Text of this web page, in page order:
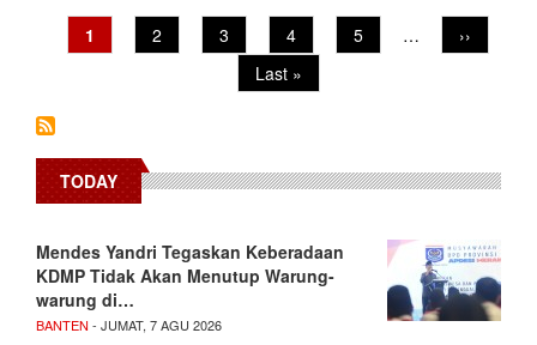
Pagination
Current
page
1 Page
2 Page
3 Page
4 Page
5 …
Next
page
››
Last
page
Last »
TODAY
Mendes Yandri Tegaskan Keberadaan
KDMP Tidak Akan Menutup Warung-
warung di…
BANTEN - JUMAT, 7 AGU 2026